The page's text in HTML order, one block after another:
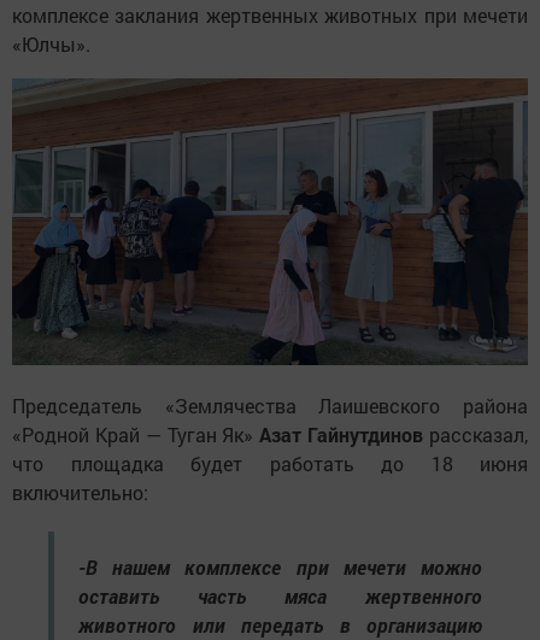
комплексе заклания жертвенных животных при мечети
«Юлчы».
Председатель «Землячества Лаишевского района
«Родной Край — Туган Як»Азат Гайнутдинов рассказал,
что площадка будет работать до 18 июня
включительно:
-В нашем комплексе при мечети можно
оставить часть мяса жертвенного
животного или передать в организацию